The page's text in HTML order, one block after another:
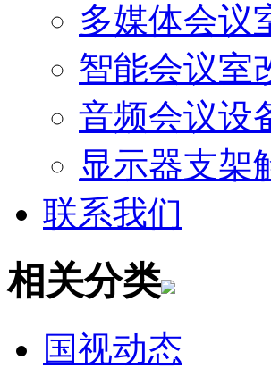
多媒体会议
智能会议室
音频会议设
显示器支架
联系我们
相关分类
国视动态